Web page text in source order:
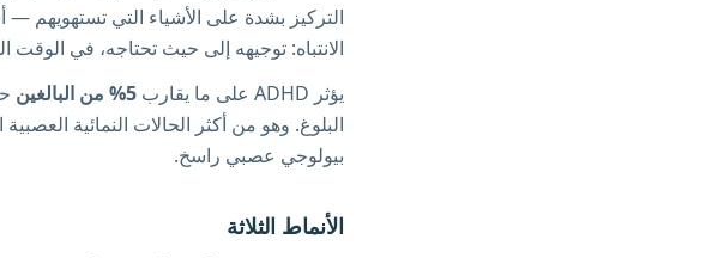
التركيز بشدة على الأشياء التي تستهويهم
الانتباه: توجيهه إلى حيث تحتاجه، في الوقت
يؤثر ADHD على ما يقارب
5% من البالغين
البلوغ. وهو من أكثر الحالات النمائية
بيولوجي عصبي راسخ.
الأنماط الثلاثة